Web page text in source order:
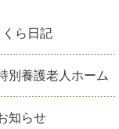
くら日記
別養護老人ホーム
知らせ